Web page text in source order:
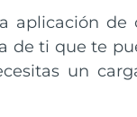
aplicación de
de ti que te
un